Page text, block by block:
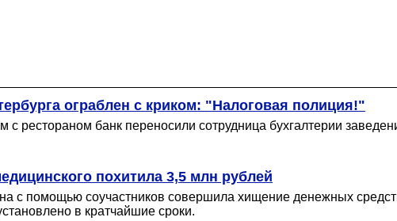
ограблен c криком: "Налоговая полиция!"
рестораном банк переносили сотрудница бухгалтерии
похитила 3,5 млн рублей
с помощью соучастников совершила хищение денежных
в кратчайшие сроки.